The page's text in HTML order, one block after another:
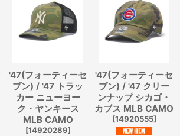
'47(フォーティーセ
ブン) / '47 トラッ
カー ニューヨー
ク・ヤンキース
MLB CAMO
[14920289]
'47(フォーティーセ
ブン) / '47 クリー
ンナップ シカゴ・
カブス MLB CAMO
[14920555]